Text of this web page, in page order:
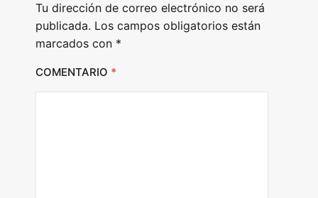
r
Tu dirección de correo electrónico no será
publicada. Los campos obligatorios están
marcados con *
COMENTARIO *